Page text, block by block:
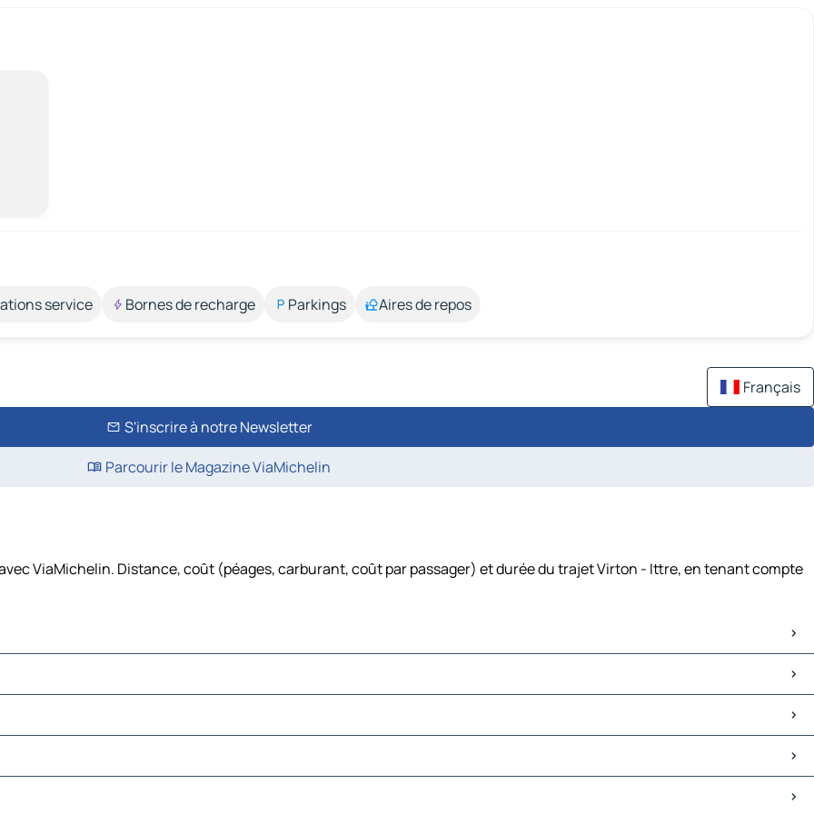
service Bornes de recharge Parkings Aires de repos
Français
S'inscrire à notre Newsletter
Parcourir le Magazine ViaMichelin
ViaMichelin. Distance, coût (péages, carburant, coût par passager) et durée du trajet Virton - Ittre, en tenant compte